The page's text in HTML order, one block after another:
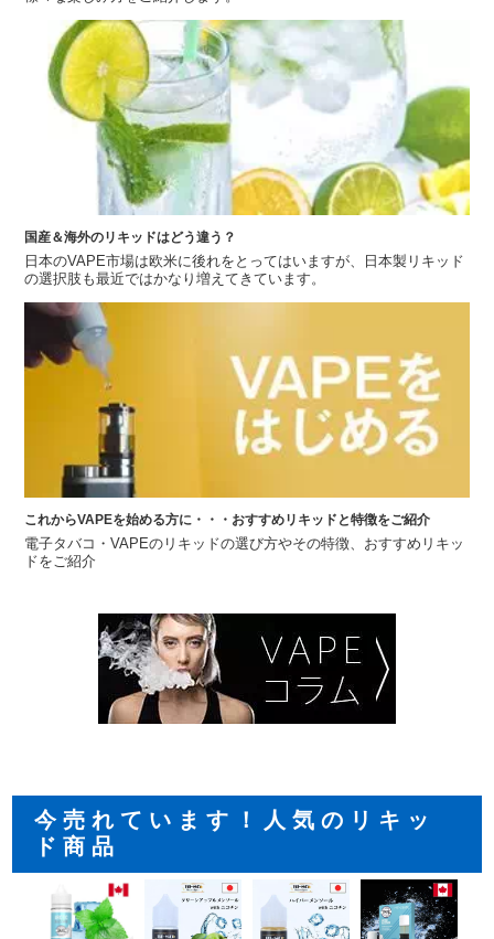
国産＆海外のリキッドはどう違う？
日本のVAPE市場は欧米に後れをとってはいますが、日本製リキッド
の選択肢も最近ではかなり増えてきています。
これからVAPEを始める方に・・・おすすめリキッドと特徴をご紹介
電子タバコ・VAPEのリキッドの選び方やその特徴、おすすめリキッ
ドをご紹介
今売れています！人気のリキッ
ド商品